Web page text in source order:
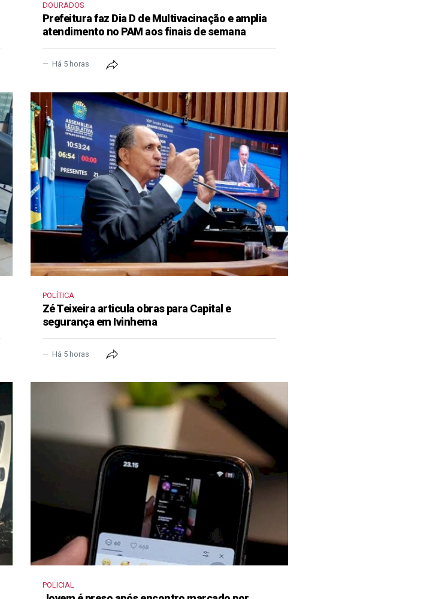
DOURADOS
Prefeitura faz Dia D de Multivacinação e amplia
atendimento no PAM aos finais de semana
Há 5 horas
POLÍTICA
Zé Teixeira articula obras para Capital e
segurança em Ivinhema
Há 5 horas
POLICIAL